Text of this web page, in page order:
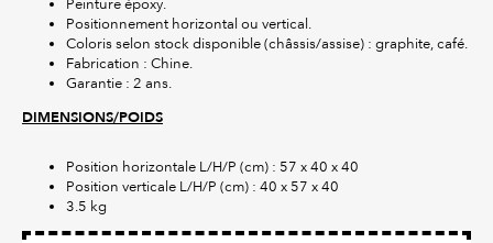
Peinture époxy.
Positionnement horizontal ou vertical.
Coloris selon stock disponible (châssis/assise) : graphite, café.
Fabrication : Chine.
Garantie : 2 ans.
DIMENSIONS/POIDS
Position horizontale L/H/P (cm) : 57 x 40 x 40
Position verticale L/H/P (cm) : 40 x 57 x 40
3.5 kg